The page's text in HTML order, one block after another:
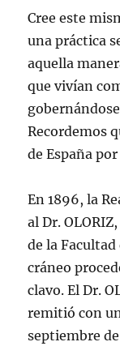
Cree este
una práctica
aquella
que vivían
Recordemos
de España
En 1896, la
al Dr.
de la
cráneo
clavo. El Dr.
remitió con
septiembre